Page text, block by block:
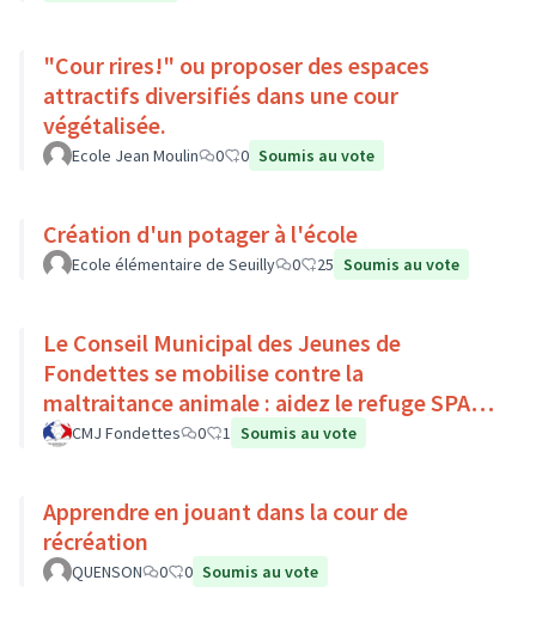
"Cour rires!" ou proposer des espaces
attractifs diversifiés dans une cour
végétalisée.
Ecole Jean Moulin 0 0 Soumis au vote
Création d'un potager à l'école
Ecole élémentaire de Seuilly 0 25 Soumis au vote
Le Conseil Municipal des Jeunes de
Fondettes se mobilise contre la
maltraitance animale : aidez le refuge SPA
de Luynes !
CMJ Fondettes 0 1 Soumis au vote
Apprendre en jouant dans la cour de
récréation
QUENSON 0 0 Soumis au vote